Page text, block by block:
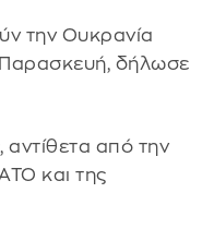
την Ουκρανία
Παρασκευή, δήλωσε
αντίθετα από την
και της